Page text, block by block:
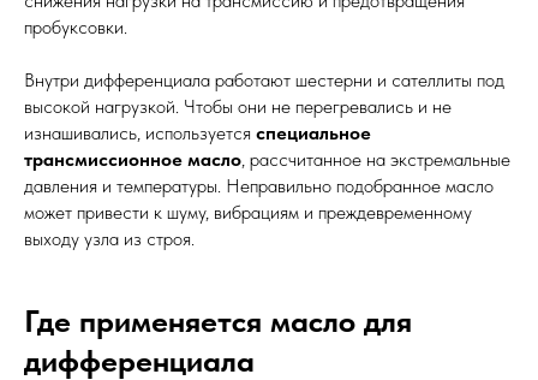
пробуксовки.
Внутри дифференциала работают шестерни и сателлиты под
высокой нагрузкой. Чтобы они не перегревались и не
изнашивались, используется специальное
трансмиссионное масло, рассчитанное на экстремальные
давления и температуры. Неправильно подобранное масло
может привести к шуму, вибрациям и преждевременному
выходу узла из строя.
Где применяется масло для
дифференциала